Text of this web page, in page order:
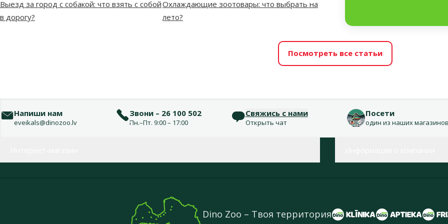
Выезд за город с собакой: что взять с собой
в дорогу?
Охлаждающие зоотовары: что выбрать на
лето?
Посмотреть все статьи
Напиши нам
eveikals@dinozoo.lv
Звони – 26 100 502
Пн.–Пт. 9:00 – 17:00
Свяжись с нами
Открыть чат
Посети
один из наших
Dino Zoo – Твоя территория